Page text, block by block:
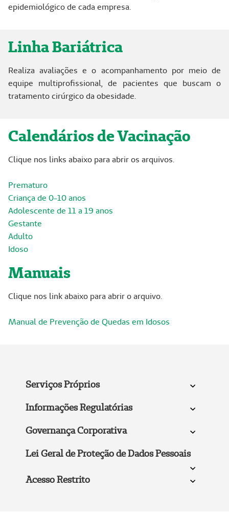
epidemiológico de cada empresa.
Linha Bariátrica
Realiza avaliações e o acompanhamento por meio de
equipe multiprofissional, de pacientes que buscam o
tratamento cirúrgico da obesidade.
Calendários de Vacinação
Clique nos links abaixo para abrir os arquivos.
Prematuro
Criança de 0-10 anos
Adolescente de 11 a 19 anos
Gestante
Adulto
Idoso
Manuais
Clique nos link abaixo para abrir o arquivo.
Manual de Prevenção de Quedas em Idosos
Serviços Próprios
Informações Regulatórias
Governança Corporativa
Lei Geral de Proteção de Dados Pessoais
Acesso Restrito